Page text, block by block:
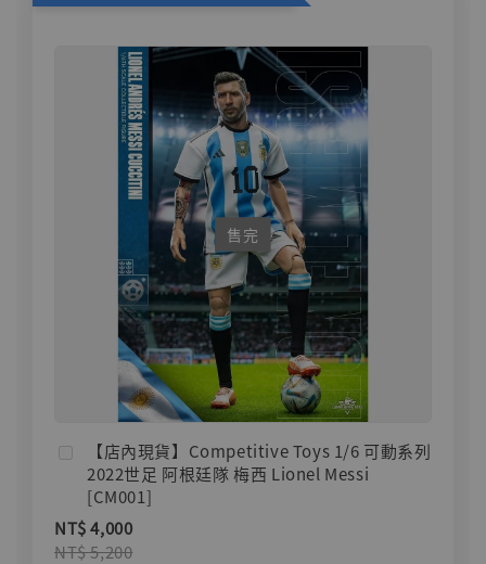
售完
【店內現貨】Competitive Toys 1/6 可動系列
2022世足 阿根廷隊 梅西 Lionel Messi
[CM001]
NT$ 4,000
NT$ 5,200